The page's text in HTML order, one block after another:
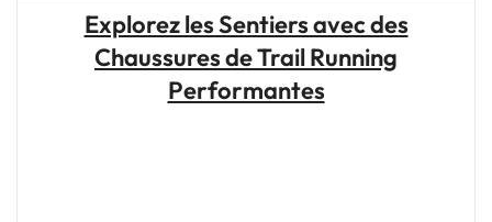
Explorez les Sentiers avec des
Chaussures de Trail Running
Performantes